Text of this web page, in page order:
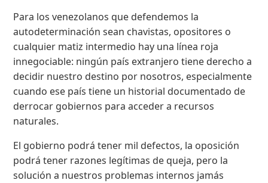
Para los venezolanos que defendemos la
autodeterminación sean chavistas, opositores o
cualquier matiz intermedio hay una línea roja
innegociable: ningún país extranjero tiene derecho a
decidir nuestro destino por nosotros, especialmente
cuando ese país tiene un historial documentado de
derrocar gobiernos para acceder a recursos
naturales.
El gobierno podrá tener mil defectos, la oposición
podrá tener razones legítimas de queja, pero la
solución a nuestros problemas internos jamás